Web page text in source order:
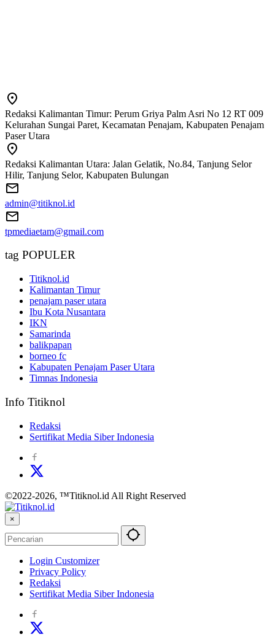
Redaksi Kalimantan Timur: Perum Griya Palm Asri No 12 RT 009
Kelurahan Sungai Paret, Kecamatan Penajam, Kabupaten Penajam
Paser Utara
Redaksi Kalimantan Utara: Jalan Gelatik, No.84, Tanjung Selor
Hilir, Tanjung Selor, Kabupaten Bulungan
admin@titiknol.id
tpmediaetam@gmail.com
tag POPULER
Titiknol.id
Kalimantan Timur
penajam paser utara
Ibu Kota Nusantara
IKN
Samarinda
balikpapan
borneo fc
Kabupaten Penajam Paser Utara
Timnas Indonesia
Info Titiknol
Redaksi
Sertifikat Media Siber Indonesia
©2022-2026, ™Titiknol.id All Right Reserved
×
Login Customizer
Privacy Policy
Redaksi
Sertifikat Media Siber Indonesia